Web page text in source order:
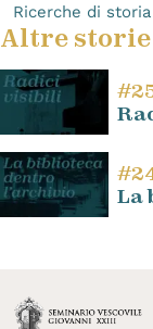
Ricerche di
Altre
La